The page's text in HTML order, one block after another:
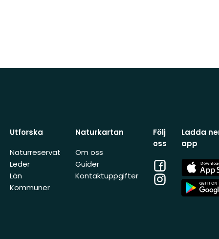
Utforska
Naturreservat
Leder
Län
Kommuner
Naturkartan
Om oss
Guider
Kontaktuppgifter
Följ
oss
Facebook
Instagram
Ladda
app
App
Store
App
Store